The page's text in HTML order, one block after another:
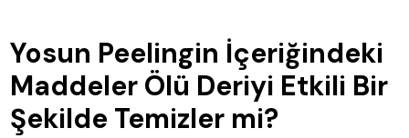
Yosun Peelingin İçeriğindeki
Maddeler Ölü Deriyi Etkili Bir
Şekilde Temizler mi?